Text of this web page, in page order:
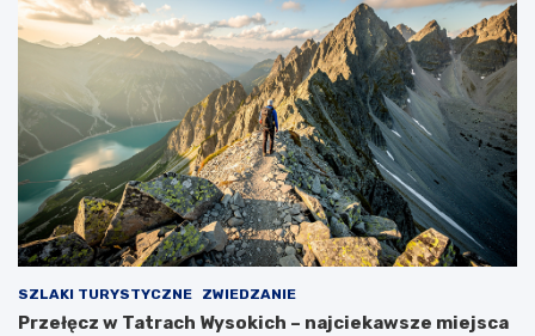
SZLAKI TURYSTYCZNE ZWIEDZANIE
Przełęcz w Tatrach Wysokich – najciekawsze miejsca